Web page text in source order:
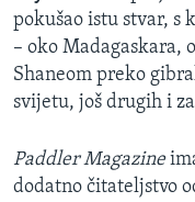
pokušao istu stvar, s
– oko Madagaskara,
Shaneom preko
svijetu, još drugih i
Paddler Magazine
dodatno čitateljstvo